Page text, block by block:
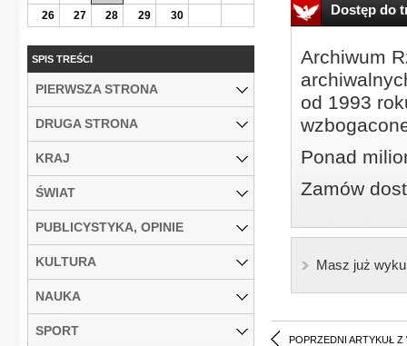
Dostęp do
Archiwum
od 1993
Ponad
Zamów
Masz już
POPRZEDNI ARTYKUŁ Z
26
27 28 29 30
SPIS TREŚCI
PIERWSZA STRONA
DRUGA STRONA
KRAJ
ŚWIAT
PUBLICYSTYKA, OPINIE
KULTURA
NAUKA
SPORT